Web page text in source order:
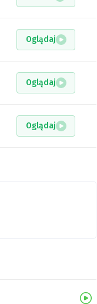
Oglądaj
Oglądaj
Oglądaj